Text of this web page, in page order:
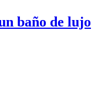
baño de lujo